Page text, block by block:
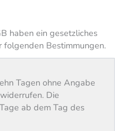
haben ein gesetzliches
Bestimmungen.
Tagen ohne Angabe
Die
ab dem Tag des